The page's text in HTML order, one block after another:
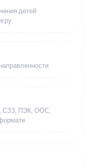
детей
СЗЗ, ПЭК, ООС,